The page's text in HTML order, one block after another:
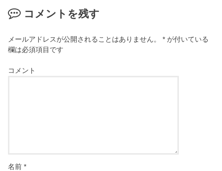
コメントを残す
メールアドレスが公開されることはありません。 * が付いている
欄は必須項目です
コメント
名前*